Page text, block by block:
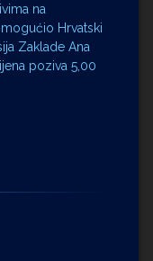
na
Hrvatski
Zaklade Ana
poziva 5,00